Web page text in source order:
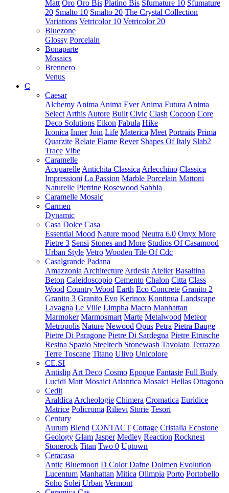
Matt Oro Oro Bis Platino Bis Sfumature 10 Sfumature
20 Smalto 10 Smalto 20 The Crystal Collection
Variations Vetricolor 10 Vetricolor 20
Bluezone
Glossy Porcelain
Bonaparte
Mosaics
Brennero
Venus
C
Caesar
Alchemy Anima Anima Ever Anima Futura Anima
Select Arthis Autore Built Civic Clash Cocoon Core
Deco Solutions Eikon Fabula Hike
Iconica Inner Join Life Materica Meet Portraits Prima
Quarzite Relate Flame Rever Shapes Of Italy Slab2
Trace Vibe
Caramelle
Acquarelle Antichita Classica Arlecchino Classica
Impressioni La Passion Marble Porcelain Mattoni
Naturelle Pietrine Rosewood Sabbia
Caramelle Mosaic
Carmen
Dynamic
Casa Dolce Casa
Essential Mood Nature mood Neutra 6.0 Onyx More
Pietre 3 Sensi Stones and More Studios Of Casamood
Urban Style Vetro Wooden Tile Of Cdc
Casalgrande Padana
Amazzonia Architecture Ardesia Atelier Basaltina
Beton Caleidoscopio Cemento Chalon Citta Class
Wood Country Wood Earth Eco Concrete Granito 2
Granito 3 Granito Evo Kerinox Kontinua Landscape
Lavagna Le Ville Limpha Macro Manhattan
Marmoker Marmosmart Marte Metalwood Meteor
Metropolis Nature Newood Opus Petra Pietra Bauge
Pietre Di Paragone Pietre Di Sardegna Pietre Etrusche
Resina Spazio Steeltech Stonewash Tavolato Terrazzo
Terre Toscane Titano Ulivo Unicolore
CE.SI
Antislip Art Deco Cosmo Epoque Fantasie Full Body
Lucidi Matt Mosaici Atlantica Mosaici Hellas Ottagono
Cedit
Araldica Archeologie Chimera Cromatica Euridice
Matrice Policroma Rilievi Storie Tesori
Century
Aurum Blend CONTACT Cottage Cristalia Ecostone
Geology Glam Jasper Medley Reaction Rocknest
Stonerock Titan Two 0 Uptown
Ceracasa
Antic Bluemoon D Color Dafne Dolmen Evolution
Lucentum Manhattan Mitica Olimpia Porto Portobello
Soho Solei Urban Vermont